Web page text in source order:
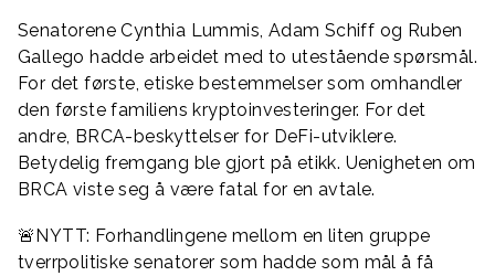
Senatorene Cynthia Lummis, Adam Schiff og Ruben
Gallego hadde arbeidet med to utestående spørsmål.
For det første, etiske bestemmelser som omhandler
den første familiens kryptoinvesteringer. For det
andre, BRCA-beskyttelser for DeFi-utviklere.
Betydelig fremgang ble gjort på etikk. Uenigheten om
BRCA viste seg å være fatal for en avtale.
🚨NYTT: Forhandlingene mellom en liten gruppe
tverrpolitiske senatorer som hadde som mål å få